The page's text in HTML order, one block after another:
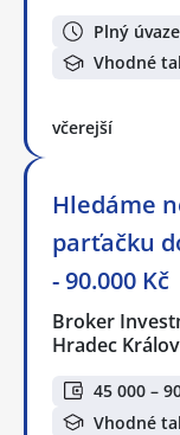
Plný
Vhodné
včerejší
Hledáme
parťačku
- 90.000 Kč
Broker
Hradec
45 000 –
Vhodné